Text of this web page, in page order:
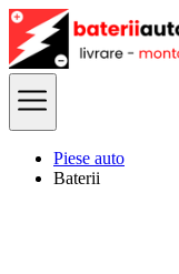
Piese auto
Baterii